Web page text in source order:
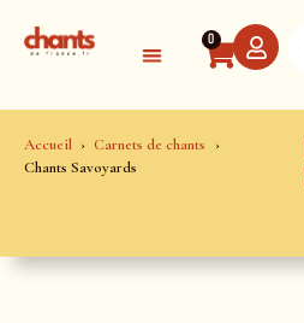
0
Accueil
Carnets de chants
Chants Savoyards